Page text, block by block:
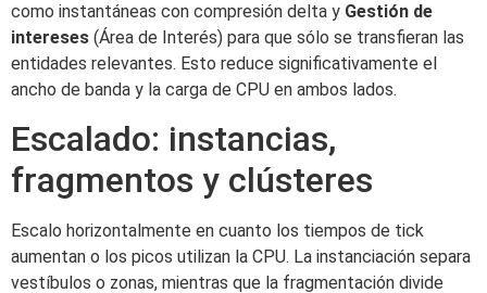
como instantáneas con compresión delta y Gestión de
intereses (Área de Interés) para que sólo se transfieran las
entidades relevantes. Esto reduce significativamente el
ancho de banda y la carga de CPU en ambos lados.
Escalado: instancias,
fragmentos y clústeres
Escalo horizontalmente en cuanto los tiempos de tick
aumentan o los picos utilizan la CPU. La instanciación separa
vestíbulos o zonas, mientras que la fragmentación divide